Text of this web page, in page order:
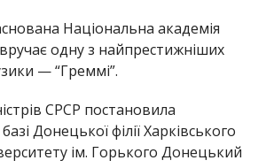
Національна академія
одну з найпрестижніших
— “Греммі”.
СРСР постановила
Донецької філії Харківського
ім. Горького Донецький